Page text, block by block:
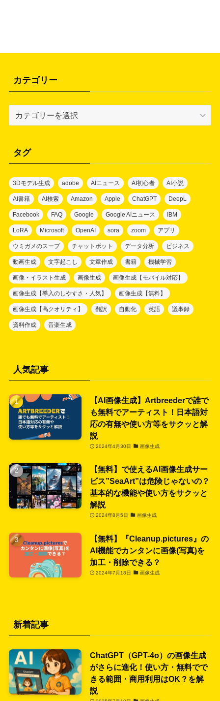
カテゴリー
テ
ー
タグ
3Dモデル生成 adobe AIニュース AI初心者 AI小説
AI書籍 AI検索 Amazon Apple ChatGPT DeepL
Facebook FAQ Google Google AIニュース IBM
LoRA Microsoft OpenAI sora zoom アプリ
ウミガメのスープ チャットボット データ分析 ビジネス
動画生成 文字起こし 文章作成 書籍 機械学習
画像・イラスト生成 画像生成 画像生成【モバイル対応】
画像生成【導入のしやすさ・人気】 画像生成【無料】
画像生成【高クオリティ】 翻訳 自動化 英語 議事録
資料作成 音楽生成
人気記事
【AI画像生成】Artbreederで誰で
も無料でアーティスト！日本語対
応の有無や使い方等をサクッと解
説
2024年4月30日 画像生成
【無料】で使えるAI画像生成サー
ビス”SeaArt”は危険じゃないの？
基本的な機能や使い方をサクッと
解説
2024年8月5日 画像生成
【無料】『Cleanup.pictures』の
AI機能でカンタンに画像(写真)を
加工・削除できる？
2024年7月18日 画像生成
新着記事
ChatGPT（GPT-4o）の画像生成
がさらに進化！使い方・無料でで
きる範囲・商用利用はOK？を解
説